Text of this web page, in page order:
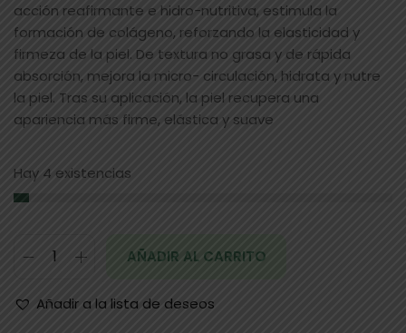
acción reafirmante e hidro-nutritiva, estimula la
formación de colágeno, reforzando la elasticidad y
firmeza de la piel. De textura no grasa y de rápida
absorción, mejora la micro- circulación, hidrata y nutre
la piel. Tras su aplicación, la piel recupera una
apariencia más firme, elástica y suave
Hay 4 existencias
AÑADIR AL CARRITO
Añadir a la lista de deseos